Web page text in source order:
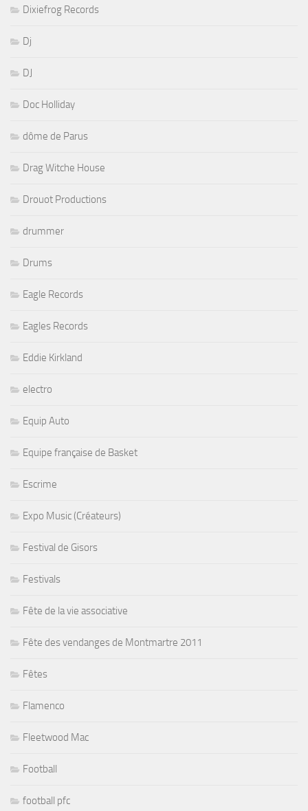
Dixiefrog Records
Dj
DJ
Doc Holliday
dôme de Parus
Drag Witche House
Drouot Productions
drummer
Drums
Eagle Records
Eagles Records
Eddie Kirkland
electro
Equip Auto
Equipe française de Basket
Escrime
Expo Music (Créateurs)
Festival de Gisors
Festivals
Fête de la vie associative
Fête des vendanges de Montmartre 2011
Fêtes
Flamenco
Fleetwood Mac
Football
football pfc